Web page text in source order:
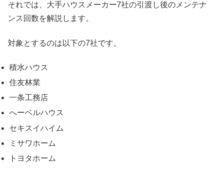
それでは、大手ハウスメーカー7社の引渡し後のメンテナ
ンス回数を解説します。
対象とするのは以下の7社です。
積水ハウス
住友林業
一条工務店
へーベルハウス
セキスイハイム
ミサワホーム
トヨタホーム